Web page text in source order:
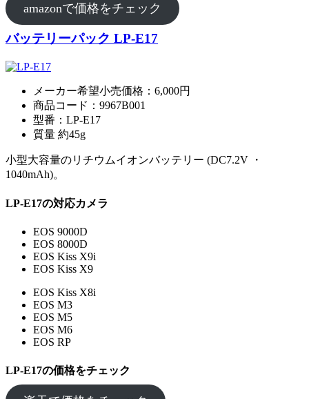
amazonで価格をチェック
バッテリーパック LP-E17
メーカー希望小売価格：6,000円
商品コード：9967B001
型番：LP-E17
質量 約45g
小型大容量のリチウムイオンバッテリー (DC7.2V ・
1040mAh)。
LP-E17の対応カメラ
EOS 9000D
EOS 8000D
EOS Kiss X9i
EOS Kiss X9
EOS Kiss X8i
EOS M3
EOS M5
EOS M6
EOS RP
LP-E17の価格をチェック